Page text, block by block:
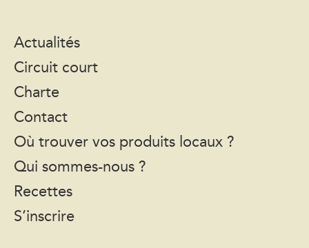
Actualités
Circuit court
Charte
Contact
Où trouver vos produits locaux ?
Qui sommes-nous ?
Recettes
S’inscrire